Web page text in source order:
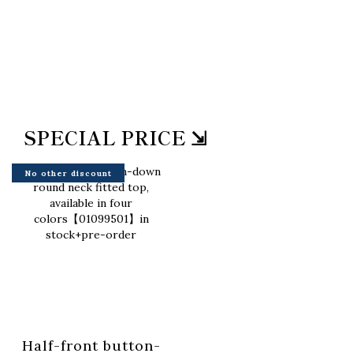
SPECIAL PRICE ⇲
No other discount
Half-front button-